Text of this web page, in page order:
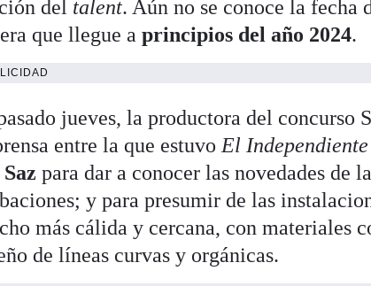
del talent. Aún no se conoce la fecha
que llegue a principios del año 2024.
jueves, la productora del concurso
entre la que estuvo El Independiente
para dar a conocer las novedades de
y para presumir de las
más cálida y cercana, con materiales
de líneas curvas y orgánicas.